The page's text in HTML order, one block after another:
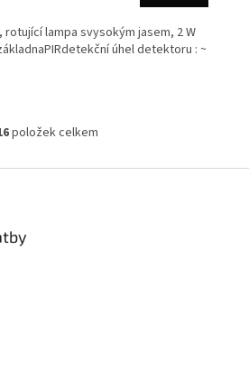
lampa svysokým jasem, 2 W
úhel detektoru : ~
O
l
položek celkem